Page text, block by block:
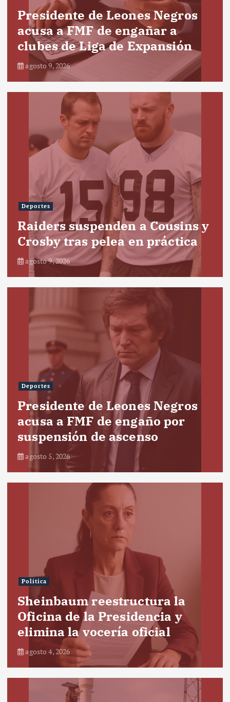
Presidente de Leones Negros
acusa a FMF de engañar a
clubes de Liga de Expansión
agosto 9, 2026
Deportes
Raiders suspenden a Cousins y
Crosby tras pelea en práctica
agosto 9, 2026
Deportes
Presidente de Leones Negros
acusa a FMF de engaño por
suspensión de ascenso
agosto 5, 2026
Política
Sheinbaum reestructura la
Oficina de la Presidencia y
elimina la vocería oficial
agosto 4, 2026